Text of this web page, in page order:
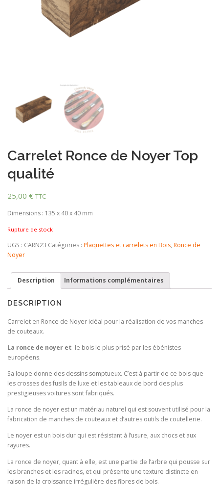
Carrelet Ronce de Noyer Top
qualité
25,00 € TTC
Dimensions : 135 x 40 x 40 mm
Rupture de stock
UGS : CARN23 Catégories : Plaquettes et carrelets en Bois, Ronce de
Noyer
Description Informations complémentaires
DESCRIPTION
Carrelet en Ronce de Noyer idéal pour la réalisation de vos manches
de couteaux.
La ronce de noyer et le bois le plus prisé par les ébénistes
européens.
Sa loupe donne des dessins somptueux. C’est à partir de ce bois que
les crosses des fusils de luxe et les tableaux de bord des plus
prestigieuses voitures sont fabriqués.
La ronce de noyer est un matériau naturel qui est souvent utilisé pour la
fabrication de manches de couteaux et d’autres outils de coutellerie.
Le noyer est un bois dur qui est résistant à l’usure, aux chocs et aux
rayures.
La ronce de noyer, quant à elle, est une partie de l’arbre qui pousse sur
les branches et les racines, et qui présente une texture distincte en
raison de la croissance irrégulière des fibres de bois.